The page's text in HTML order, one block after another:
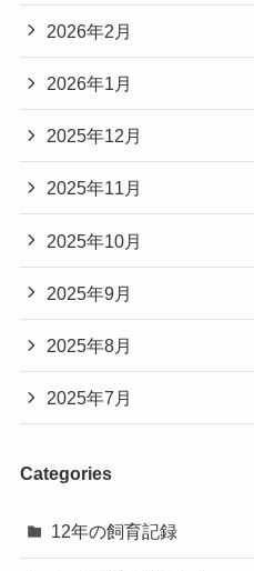
2026年2月
2026年1月
2025年12月
2025年11月
2025年10月
2025年9月
2025年8月
2025年7月
Categories
12年の飼育記録